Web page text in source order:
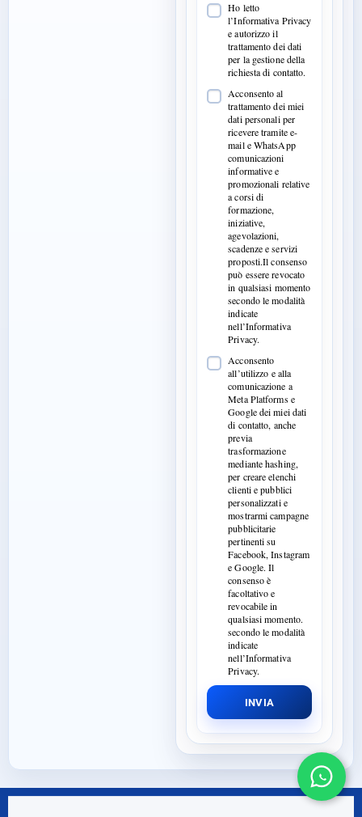
Ho letto
l’Informativa Privacy
e autorizzo il
trattamento dei dati
per la gestione della
richiesta di contatto.
Acconsento al
trattamento dei miei
dati personali per
ricevere tramite e-
mail e WhatsApp
comunicazioni
informative e
promozionali relative
a corsi di
formazione,
iniziative,
agevolazioni,
scadenze e servizi
proposti.Il consenso
può essere revocato
in qualsiasi momento
secondo le modalità
indicate
nell’Informativa
Privacy.
Acconsento
all’utilizzo e alla
comunicazione a
Meta Platforms e
Google dei miei dati
di contatto, anche
previa
trasformazione
mediante hashing,
per creare elenchi
clienti e pubblici
personalizzati e
mostrarmi campagne
pubblicitarie
pertinenti su
Facebook, Instagram
e Google. Il
consenso è
facoltativo e
revocabile in
qualsiasi momento.
secondo le modalità
indicate
nell’Informativa
Privacy.
INVIA